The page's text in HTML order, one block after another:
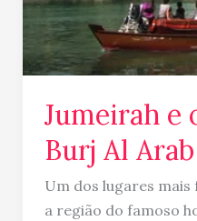
Jumeirah e
Burj Al
Um dos lugares
a região do famoso